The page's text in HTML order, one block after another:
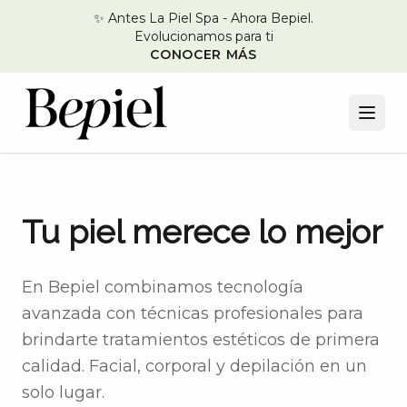
✨ Antes La Piel Spa - Ahora Bepiel.
Evolucionamos para ti
CONOCER MÁS
Tu piel merece lo mejor
En Bepiel combinamos tecnología
avanzada con técnicas profesionales para
brindarte tratamientos estéticos de primera
calidad. Facial, corporal y depilación en un
solo lugar.